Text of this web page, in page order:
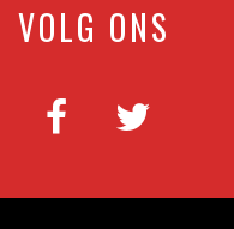
VOLG ONS